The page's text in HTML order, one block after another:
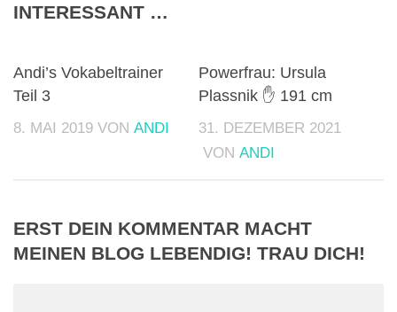
INTERESSANT …
Andi’s Vokabeltrainer
Teil 3
8. MAI 2019 VON ANDI
Powerfrau: Ursula
Plassnik ✋ 191 cm
31. DEZEMBER 2021
VON ANDI
ERST DEIN KOMMENTAR MACHT
MEINEN BLOG LEBENDIG! TRAU DICH!